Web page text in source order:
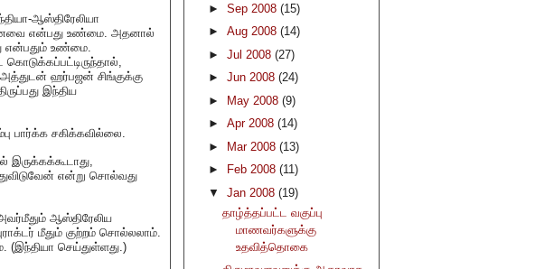
ஆஸ்திரேலியா
என்பது உண்மை. அதனால்
என்பதும் உண்மை.
ஹர்பஜன் சிங்குக்கு
இந்திய
பார்க்க சகிக்கவில்லை.
என்று சொல்வது
ஆஸ்திரேலிய
மீதும் குற்றம் சொல்லலாம்.
(இந்தியா செய்துள்ளது.)
► Sep 2008 (15)
► Aug 2008 (14)
► Jul 2008 (27)
► Jun 2008 (24)
► May 2008 (9)
► Apr 2008 (14)
► Mar 2008 (13)
►
Feb 2008 (11)
▼ Jan 2008 (19)
தாழ்த்தப்பட்ட வகுப்பு
மாணவர்களுக்கு
உதவித்தொகை